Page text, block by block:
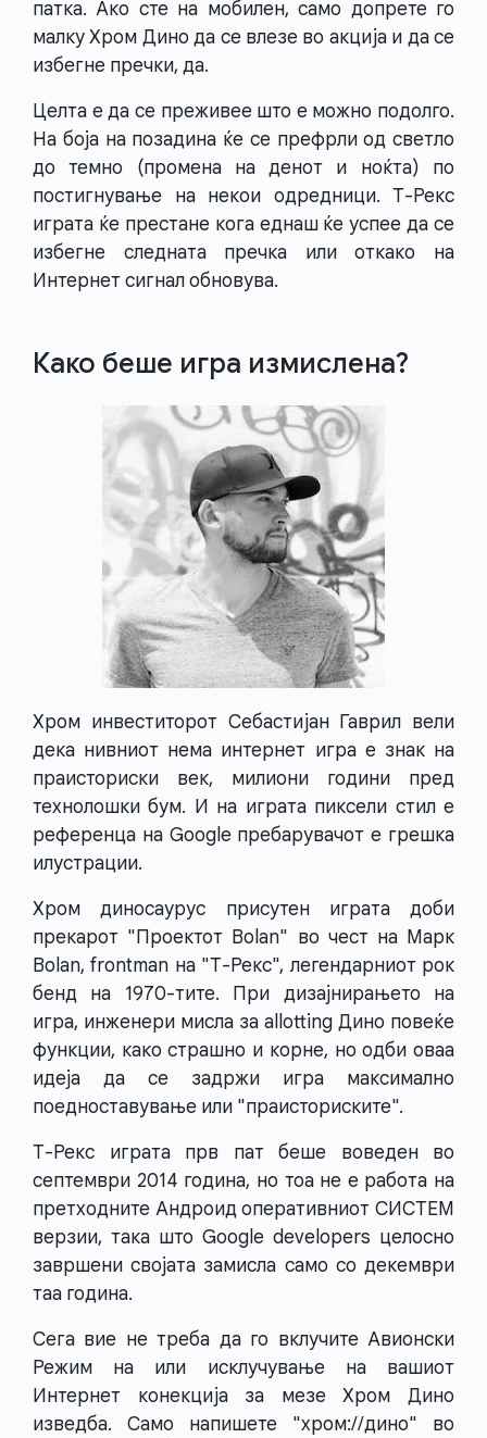
патка. Ако сте на мобилен, само допрете го
малку Хром Дино да се влезе во акција и да се
избегне пречки, да.
Целта е да се преживее што е можно подолго.
На боја на позадина ќе се префрли од светло
до темно (промена на денот и ноќта) по
постигнување на некои одредници. Т-Рекс
играта ќе престане кога еднаш ќе успее да се
избегне следната пречка или откако на
Интернет сигнал обновува.
Како беше игра измислена?
Хром инвеститорот Себастијан Гаврил вели
дека нивниот нема интернет игра е знак на
праисториски век, милиони години пред
технолошки бум. И на играта пиксели стил е
референца на Google пребарувачот е грешка
илустрации.
Хром диносаурус присутен играта доби
прекарот "Проектот Bolan" во чест на Марк
Bolan, frontman на "Т-Рекс", легендарниот рок
бенд на 1970-тите. При дизајнирањето на
игра, инженери мисла за allotting Дино повеќе
функции, како страшно и корне, но одби оваа
идеја да се задржи игра максимално
поедноставување или "праисториските".
Т-Рекс играта прв пат беше воведен во
септември 2014 година, но тоа не е работа на
претходните Андроид оперативниот СИСТЕМ
верзии, така што Google developers целосно
завршени својата замисла само со декември
таа година.
Сега вие не треба да го вклучите Авионски
Режим на или исклучување на вашиот
Интернет конекција за мезе Хром Дино
изведба. Само напишете "хром://дино" во